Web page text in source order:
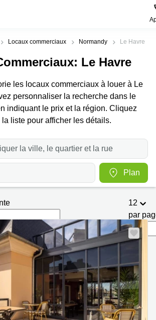
Locaux commerciaux Normandy Le Havre
: Le Havre
les locaux commerciaux à louer à Le
personnaliser la recherche dans le
indiquant le prix et la région. Cliquez
liste pour afficher les détails.
Plan
12
par